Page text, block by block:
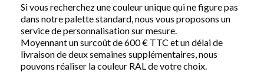
Si vous recherchez une couleur unique qui ne figure pas
dans notre palette standard, nous vous proposons un
service de personnalisation sur mesure.
Moyennant un surcoût de 600 € TTC et un délai de
livraison de deux semaines supplémentaires, nous
pouvons réaliser la couleur RAL de votre choix.